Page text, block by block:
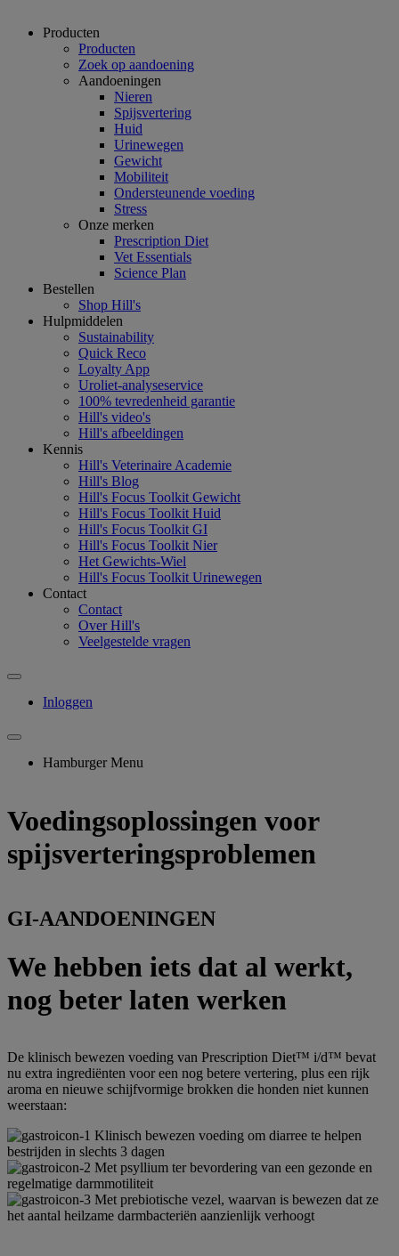
Producten
Producten
Zoek op aandoening
Aandoeningen
Nieren
Spijsvertering
Huid
Urinewegen
Gewicht
Mobiliteit
Ondersteunende voeding
Stress
Onze merken
Prescription Diet
Vet Essentials
Science Plan
Bestellen
Shop Hill's
Hulpmiddelen
Sustainability
Quick Reco
Loyalty App
Uroliet-analyseservice
100% tevredenheid garantie
Hill's video's
Hill's afbeeldingen
Kennis
Hill's Veterinaire Academie
Hill's Blog
Hill's Focus Toolkit Gewicht
Hill's Focus Toolkit Huid
Hill's Focus Toolkit GI
Hill's Focus Toolkit Nier
Het Gewichts-Wiel
Hill's Focus Toolkit Urinewegen
Contact
Contact
Over Hill's
Veelgestelde vragen
Inloggen
Hamburger Menu
Voedingsoplossingen voor
spijsverteringsproblemen
GI-AANDOENINGEN
We hebben iets dat al werkt,
nog beter laten werken
De klinisch bewezen voeding van Prescription Diet™ i/d™ bevat
nu extra ingrediënten voor een nog betere vertering, plus een rijk
aroma en nieuwe schijfvormige brokken die honden niet kunnen
weerstaan:
Klinisch bewezen voeding om diarree te helpen
bestrijden in slechts 3 dagen
Met psyllium ter bevordering van een gezonde en
regelmatige darmmotiliteit
Met prebiotische vezel, waarvan is bewezen dat ze
het aantal heilzame darmbacteriën aanzienlijk verhoogt